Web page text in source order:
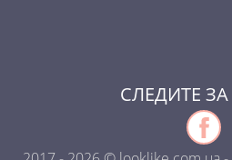
СЛЕДИТЕ